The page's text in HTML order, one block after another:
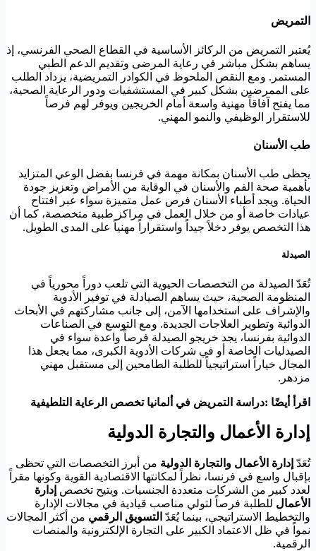
التمريض
يُعتبر التمريض من الركائز الأساسية في القطاع الصحي الفرنسي، إذ
يساهم بشكل مباشر في رعاية المرضى وتقديم الدعم الطبي
المستمر. ومع النقص الملحوظ في الكوادر التمريضية، يزداد الطلب
على الممرضين بشكل كبير في المستشفيات ودور الرعاية الصحية،
مما يفتح آفاقاً مهنية واسعة أمام الخريجين ويوفر لهم فرصاً
للاستقرار الوظيفي والنمو المهني.
طب الأسنان
يحظى طب الأسنان بمكانة مهمة في فرنسا بفضل الوعي المتزايد
بأهمية صحة الفم والأسنان في الوقاية من الأمراض وتعزيز جودة
الحياة. ويجد أطباء الأسنان فرص عمل متميزة سواء عبر افتتاح
عيادات خاصة أو من خلال العمل في مراكز طبية متخصصة، كما أن
هذا التخصص يوفر دخلاً جيداً واستقراراً مهنياً على المدى الطويل.
الصيدلة
تُعَدّ الصيدلة من التخصصات الحيوية التي تلعب دوراً محورياً في
المنظومة الصحية، حيث يساهم الصيادلة في توفير الأدوية
والإشراف على استخدامها الآمن، إلى جانب مشاركتهم في الأبحاث
الدوائية وتطوير العلاجات الجديدة. ومع التوسع في الصناعات
الدوائية بفرنسا، يجد خريجو الصيدلة فرصاً واعدة سواء في
الصيدليات الخاصة أو في شركات الأدوية الكبرى، مما يجعل هذا
المجال خياراً استراتيجياً للطلبة الطامحين إلى مستقبل مهني
مزدهر.
اقرأ أيضًا :دراسة التمريض في ألمانيا تخصص الرعاية التلطيفية
إدارة الأعمال والتجارة الدولية
تُعَدّ إدارة الأعمال والتجارة الدولية من أبرز التخصصات التي تحظى
بإقبال واسع في فرنسا، نظراً لمكانتها الاقتصادية القوية وكونها مقراً
لعدد كبير من الشركات متعددة الجنسيات. ويتيح تخصص إدارة
الأعمال للطلبة فرصاً لتولي مناصب قيادية في مجالات الإدارة
والتخطيط الاستراتيجي، بينما يُعَدّ التسويق الرقمي من أكثر المجالات
نمواً في ظل الاعتماد الكبير على التجارة الإلكترونية والمنصات
الرقمية.